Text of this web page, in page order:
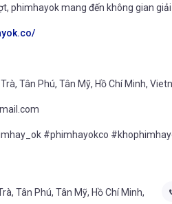
phimhayok mang đến không gian
Tân Phú, Tân Mỹ, Hồ Chí Minh,
#phimhayokco
Tân Phú, Tân Mỹ, Hồ Chí Minh,